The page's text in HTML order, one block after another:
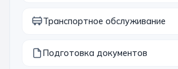
📚 ПО ПРЕДМЕТАМ
Все предметы Литература
Транспортное обслуживание
Подготовка документов